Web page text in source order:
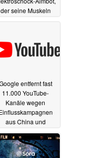
der seine Muskeln
entfernt fast
11.000 YouTube-
Kanäle wegen
aus China und
Russland24.07.2025